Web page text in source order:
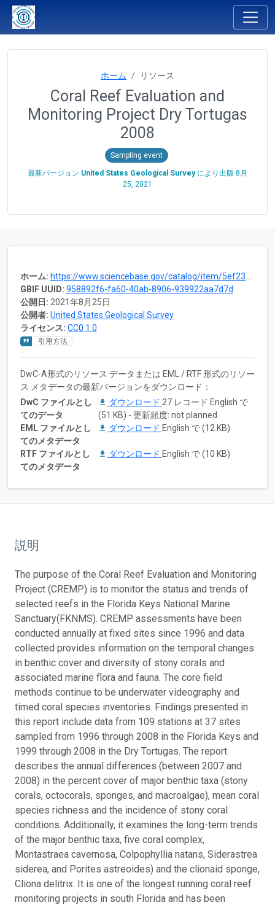
ホーム リソース
Coral Reef Evaluation and
Monitoring Project Dry Tortugas
2008
Sampling event
最新バージョン United States Geological Surveyにより出版 8月
25, 2021
ホーム: https://www.sciencebase.gov/catalog/item/5ef237cc82ced62aaae3bbbb
GBIF UUID: 958892f6-fa60-40ab-8906-939922aa7d7d
公開日: 2021年8月25日
公開者: United States Geological Survey
ライセンス: CC0 1.0
引用方法
DwC-A形式のリソース データまたは EML / RTF 形式のリソー
ス メタデータの最新バージョンをダウンロード：
DwC ファイルとし
てのデータ
ダウンロード 27 レコード English で
(51 KB) - 更新頻度: not planned
EML ファイルとし
てのメタデータ
ダウンロード English で (12 KB)
RTF ファイルとし
てのメタデータ
ダウンロード English で (10 KB)
説明
The purpose of the Coral Reef Evaluation and Monitoring
Project (CREMP) is to monitor the status and trends of
selected reefs in the Florida Keys National Marine
Sanctuary(FKNMS). CREMP assessments have been
conducted annually at fixed sites since 1996 and data
collected provides information on the temporal changes
in benthic cover and diversity of stony corals and
associated marine flora and fauna. The core field
methods continue to be underwater videography and
timed coral species inventories. Findings presented in
this report include data from 109 stations at 37 sites
sampled from 1996 through 2008 in the Florida Keys and
1999 through 2008 in the Dry Tortugas. The report
describes the annual differences (between 2007 and
2008) in the percent cover of major benthic taxa (stony
corals, octocorals, sponges, and macroalgae), mean coral
species richness and the incidence of stony coral
conditions. Additionally, it examines the long-term trends
of the major benthic taxa, five coral complex,
Montastraea cavernosa, Colpophyllia natans, Siderastrea
siderea, and Porites astreoides) and the clionaid sponge,
Cliona delitrix. It is one of the longest running coral reef
monitoring projects in south Florida and has been